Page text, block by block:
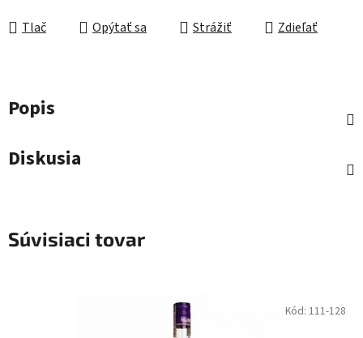
Tlač Opýtať sa Strážiť Zdieľať
Popis
Diskusia
Súvisiaci tovar
Kód: 111-128